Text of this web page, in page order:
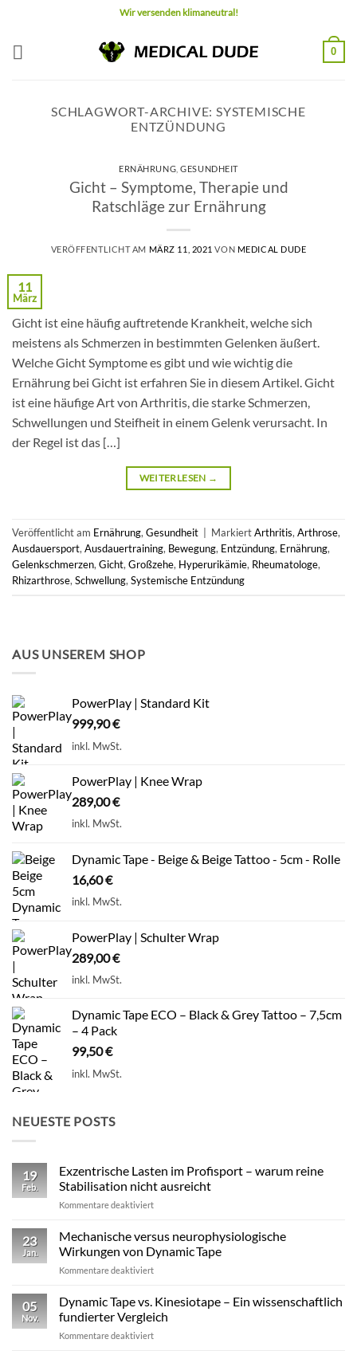
springen
Wir versenden klimaneutral!
0
SCHLAGWORT-ARCHIVE:SYSTEMISCHE
ENTZÜNDUNG
ERNÄHRUNG ,GESUNDHEIT
Gicht – Symptome, Therapie und
Ratschläge zur Ernährung
VERÖFFENTLICHT AM MÄRZ 11, 2021 VON MEDICAL DUDE
11
März
Gicht ist eine häufig auftretende Krankheit, welche sich
meistens als Schmerzen in bestimmten Gelenken äußert.
Welche Gicht Symptome es gibt und wie wichtig die
Ernährung bei Gicht ist erfahren Sie in diesem Artikel. Gicht
ist eine häufige Art von Arthritis, die starke Schmerzen,
Schwellungen und Steifheit in einem Gelenk verursacht. In
der Regel ist das […]
WEITERLESEN →
Veröffentlicht am Ernährung, Gesundheit MarkiertArthritis, Arthrose,
Ausdauersport, Ausdauertraining, Bewegung, Entzündung, Ernährung,
Gelenkschmerzen, Gicht, Großzehe, Hyperurikämie, Rheumatologe,
Rhizarthrose, Schwellung, Systemische Entzündung
AUS UNSEREM SHOP
PowerPlay | Standard Kit
999,90€
inkl. MwSt.
PowerPlay | Knee Wrap
289,00€
inkl. MwSt.
Dynamic Tape - Beige & Beige Tattoo - 5cm - Rolle
16,60€
inkl. MwSt.
PowerPlay | Schulter Wrap
289,00€
inkl. MwSt.
Dynamic Tape ECO – Black & Grey Tattoo – 7,5cm
– 4 Pack
99,50€
inkl. MwSt.
NEUESTE POSTS
19
Feb.
Exzentrische Lasten im Profisport – warum reine
Stabilisation nicht ausreicht
Kommentare deaktiviertfür
im
Profisport
–
reine
Stabilisation
ausreicht
23
Jan.
Mechanische versus neurophysiologische
Wirkungen von Dynamic Tape
Kommentare deaktiviertfür
versus
neurophysiologische
Wirkungen
von
05
Nov.
Dynamic Tape vs. Kinesiotape – Ein wissenschaftlich
fundierter Vergleich
Kommentare deaktiviertfür